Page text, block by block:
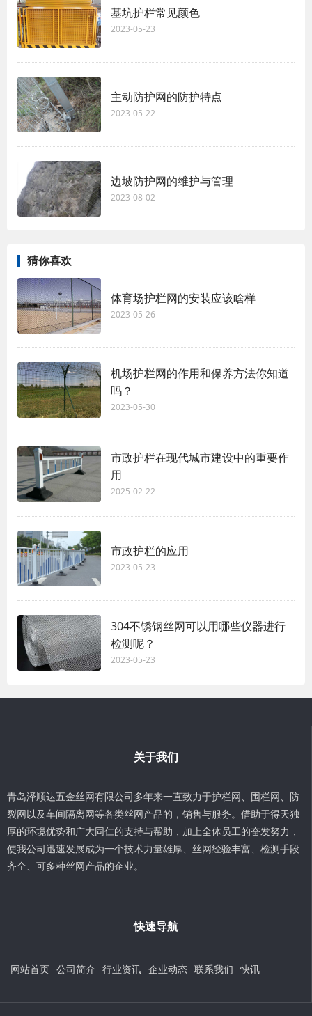
基坑护栏常见颜色
2023-05-23
主动防护网的防护特点
2023-05-22
边坡防护网的维护与管理
2023-08-02
猜你喜欢
体育场护栏网的安装应该啥样
2023-05-26
机场护栏网的作用和保养方法你知道
吗？
2023-05-30
市政护栏在现代城市建设中的重要作
用
2025-02-22
市政护栏的应用
2023-05-23
304不锈钢丝网可以用哪些仪器进行
检测呢？
2023-05-23
关于我们
青岛泽顺达五金丝网有限公司多年来一直致力于护栏网、围栏网、防
裂网以及车间隔离网等各类丝网产品的，销售与服务。借助于得天独
厚的环境优势和广大同仁的支持与帮助，加上全体员工的奋发努力，
使我公司迅速发展成为一个技术力量雄厚、丝网经验丰富、检测手段
齐全、可多种丝网产品的企业。
快速导航
网站首页 公司简介 行业资讯 企业动态 联系我们 快讯